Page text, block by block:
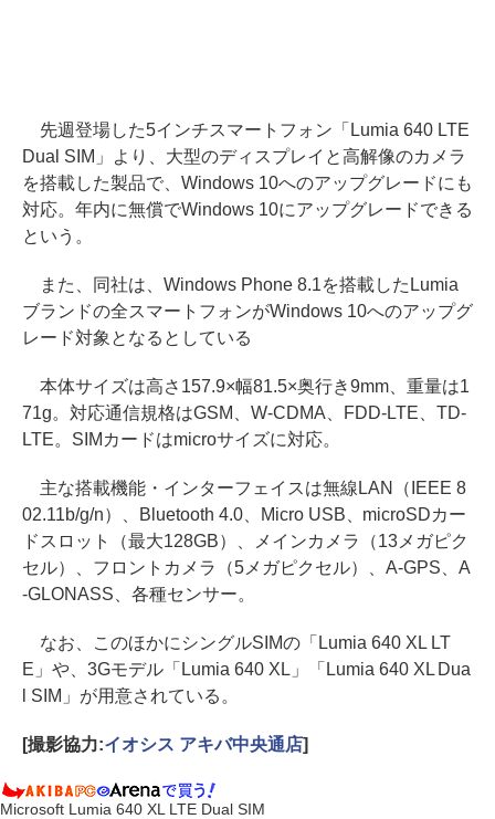
先週登場した5インチスマートフォン「Lumia 640 LTE
Dual SIM」より、大型のディスプレイと高解像のカメラ
を搭載した製品で、Windows 10へのアップグレードにも
対応。年内に無償でWindows 10にアップグレードできる
という。
また、同社は、Windows Phone 8.1を搭載したLumia
ブランドの全スマートフォンがWindows 10へのアップグ
レード対象となるとしている
本体サイズは高さ157.9×幅81.5×奥行き9mm、重量は1
71g。対応通信規格はGSM、W-CDMA、FDD-LTE、TD-
LTE。SIMカードはmicroサイズに対応。
主な搭載機能・インターフェイスは無線LAN（IEEE 8
02.11b/g/n）、Bluetooth 4.0、Micro USB、microSDカー
ドスロット（最大128GB）、メインカメラ（13メガピク
セル）、フロントカメラ（5メガピクセル）、A-GPS、A
-GLONASS、各種センサー。
なお、このほかにシングルSIMの「Lumia 640 XL LT
E」や、3Gモデル「Lumia 640 XL」「Lumia 640 XL Dua
l SIM」が用意されている。
[撮影協力:イオシス アキバ中央通店]
Microsoft Lumia 640 XL LTE Dual SIM